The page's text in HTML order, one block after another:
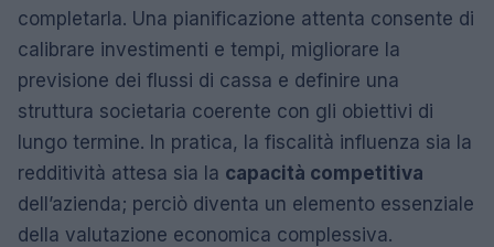
completarla. Una pianificazione attenta consente di
calibrare investimenti e tempi, migliorare la
previsione dei flussi di cassa e definire una
struttura societaria coerente con gli obiettivi di
lungo termine. In pratica, la fiscalità influenza sia la
redditività attesa sia la capacità competitiva
dell’azienda; perciò diventa un elemento essenziale
della valutazione economica complessiva.